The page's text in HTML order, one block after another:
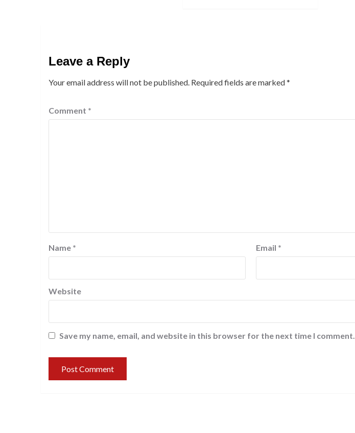
Leave a Reply
Your email address will not be published. Required fields are marked*
Comment *
Name * Email *
Website
Save my name, email, and website in this browser for the next time I comment.